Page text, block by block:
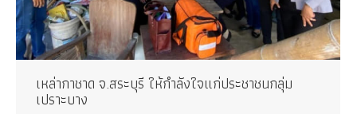
เหล่ากาชาด จ.สระบุรี ให้กำลังใจแก่ประชาชนกลุ่ม
เปราะบาง